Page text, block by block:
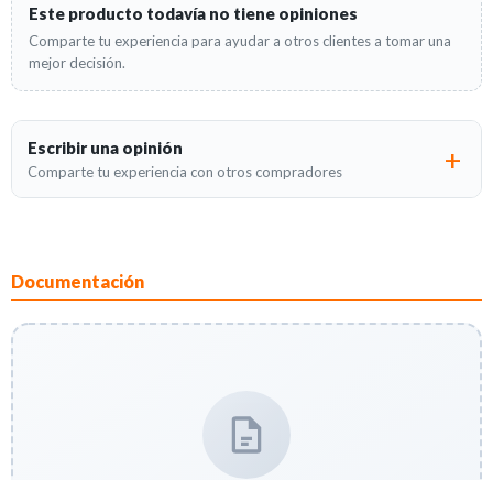
Este producto todavía no tiene opiniones
Comparte tu experiencia para ayudar a otros clientes a tomar una
mejor decisión.
Escribir una opinión
Comparte tu experiencia con otros compradores
Documentación